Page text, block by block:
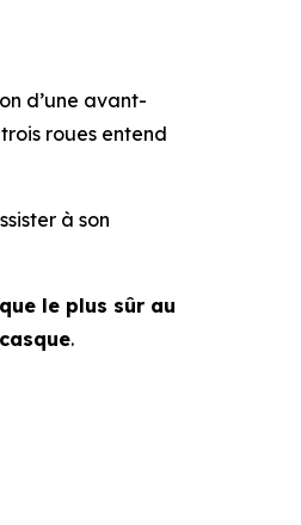
d’une avant-
roues entend
à son
le plus sûr au
.